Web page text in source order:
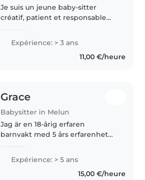
Je suis un jeune baby-sitter
créatif, patient et responsable
d'enfants de tous âges, des
bébés aux adolescents. Je suis
titulaire des premiers secours..
Expérience: > 3 ans
11,00 €/heure
Grace
Babysitter in Melun
Jag är en 18-årig erfaren
barnvakt med 5 års erfarenhet
pratsam, och älskar att syssla
med kreativa aktiviteter som
Expérience: > 5 ans
15,00 €/heure